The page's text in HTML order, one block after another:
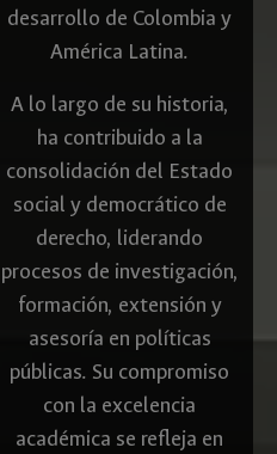
desarrollo de Colombia y
América Latina.
A lo largo de su historia,
ha contribuido a la
consolidación del Estado
social y democrático de
derecho, liderando
procesos de investigación,
formación, extensión y
asesoría en políticas
públicas. Su compromiso
con la excelencia
académica se refleja en